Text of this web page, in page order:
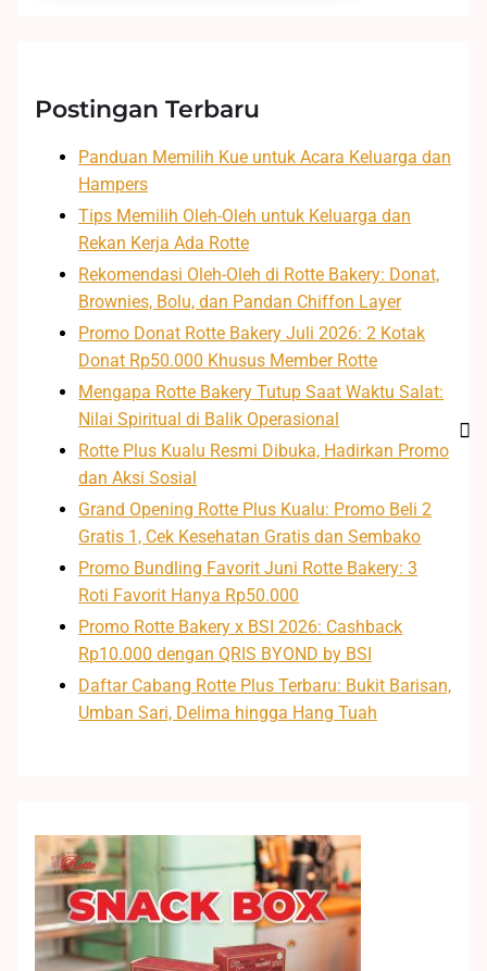
Postingan Terbaru
Panduan Memilih Kue untuk Acara Keluarga dan
Hampers
Tips Memilih Oleh-Oleh untuk Keluarga dan
Rekan Kerja Ada Rotte
Rekomendasi Oleh-Oleh di Rotte Bakery: Donat,
Brownies, Bolu, dan Pandan Chiffon Layer
Promo Donat Rotte Bakery Juli 2026: 2 Kotak
Donat Rp50.000 Khusus Member Rotte
Mengapa Rotte Bakery Tutup Saat Waktu Salat:
Nilai Spiritual di Balik Operasional
Rotte Plus Kualu Resmi Dibuka, Hadirkan Promo
dan Aksi Sosial
Grand Opening Rotte Plus Kualu: Promo Beli 2
Gratis 1, Cek Kesehatan Gratis dan Sembako
Promo Bundling Favorit Juni Rotte Bakery: 3
Roti Favorit Hanya Rp50.000
Promo Rotte Bakery x BSI 2026: Cashback
Rp10.000 dengan QRIS BYOND by BSI
Daftar Cabang Rotte Plus Terbaru: Bukit Barisan,
Umban Sari, Delima hingga Hang Tuah